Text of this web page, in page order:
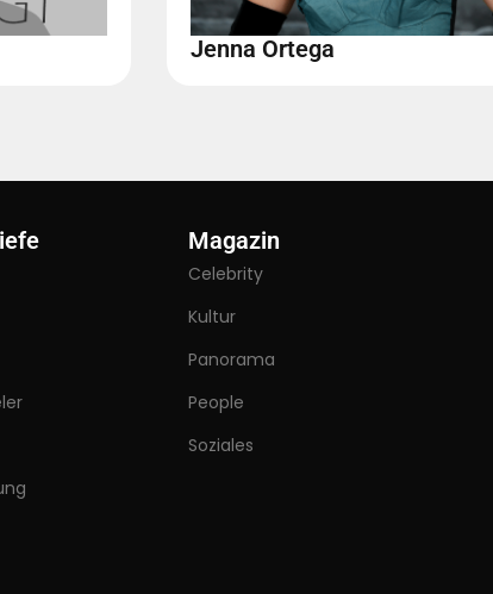
Jenna Ortega
Magazin
Celebrity
Kultur
Panorama
People
Soziales